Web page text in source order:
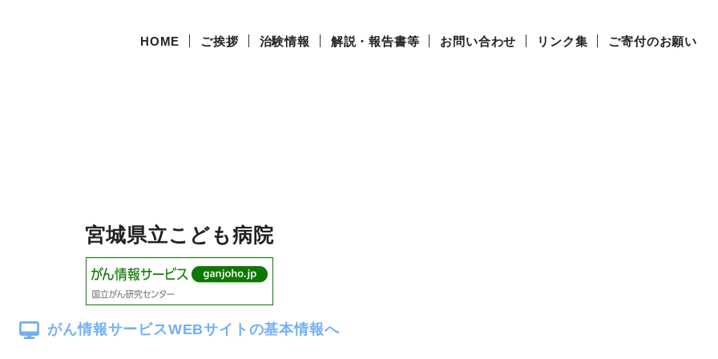
HOME ご挨拶 治験情報 解説・報告書等 お問い合わせ リンク集 ご寄付のお願い
宮城県立こども病院
がん情報サービスWEBサイトの基本情報へ